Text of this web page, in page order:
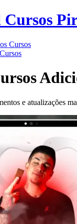
Cursos
Cursos
e atualizações